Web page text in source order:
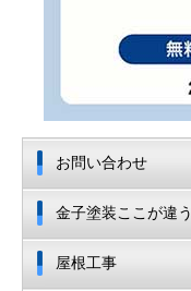
お問い合わせ
金子塗装ここが違う
屋根工事